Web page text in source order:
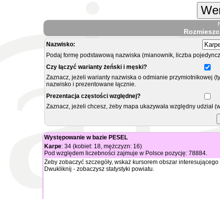
Nazwisko:
Podaj formę podstawową nazwiska (mianownik, liczba
Czy łączyć warianty żeński i męski?
Zaznacz, jeżeli warianty nazwiska o odmianie przymiotnikowej
nazwisko i prezentowane łącznie.
Prezentacja częstości względnej?
Zaznacz, jeżeli chcesz, żeby mapa ukazywała względny
Występowanie w bazie PESEL
Karpe: 34 (kobiet: 18, mężczyzn: 16)
Pod względem liczebności zajmuje w Polsce pozycję: 78884.
Żeby zobaczyć szczegóły, wskaż kursorem obszar
Dwukliknij - zobaczysz statystyki powiatu.